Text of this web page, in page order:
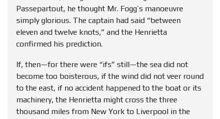
Passepartout, he thought Mr. Fogg’s manoeuvre
simply glorious. The captain had said “between
eleven and twelve knots,” and the Henrietta
confirmed his prediction.
If, then—for there were “ifs” still—the sea did not
become too boisterous, if the wind did not veer round
to the east, if no accident happened to the boat or its
machinery, the Henrietta might cross the three
thousand miles from New York to Liverpool in the